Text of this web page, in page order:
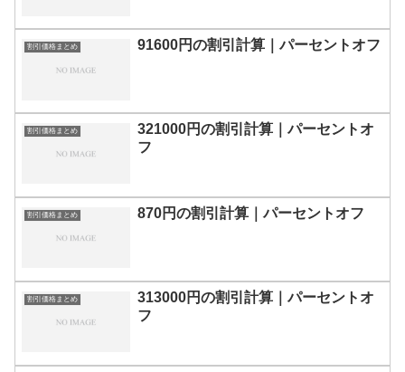
割引価格まとめ 91600円の割引計算｜パーセントオフ
割引価格まとめ
321000円の割引計算｜パーセントオ
フ
割引価格まとめ 870円の割引計算｜パーセントオフ
割引価格まとめ
313000円の割引計算｜パーセントオ
フ